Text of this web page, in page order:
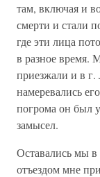
там, включая и
смерти и стали
где эти лица
в разное время.
приезжали и в
намеревались
погрома он был
замысел.
Оставались мы в
отъездом мне